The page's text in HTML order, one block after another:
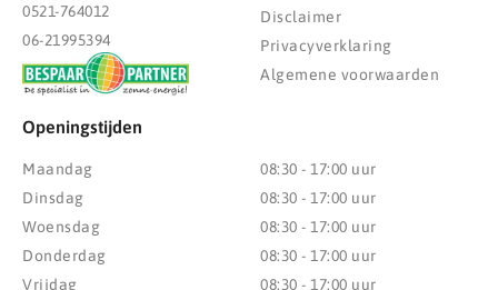
0521-764012
06-21995394
Disclaimer
Privacyverklaring
Algemene voorwaarden
Openingstijden
Maandag
Dinsdag
Woensdag
Donderdag
Vrijdag
08:30 - 17:00 uur
08:30 - 17:00 uur
08:30 - 17:00 uur
08:30 - 17:00 uur
08:30 - 17:00 uur